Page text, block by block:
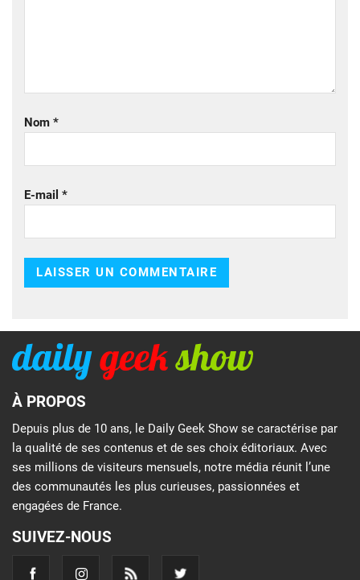
Nom *
E-mail *
À PROPOS
Depuis plus de 10 ans, le Daily Geek Show se caractérise par
la qualité de ses contenus et de ses choix éditoriaux. Avec
ses millions de visiteurs mensuels, notre média réunit l’une
des communautés les plus curieuses, passionnées et
engagées de France.
SUIVEZ-NOUS